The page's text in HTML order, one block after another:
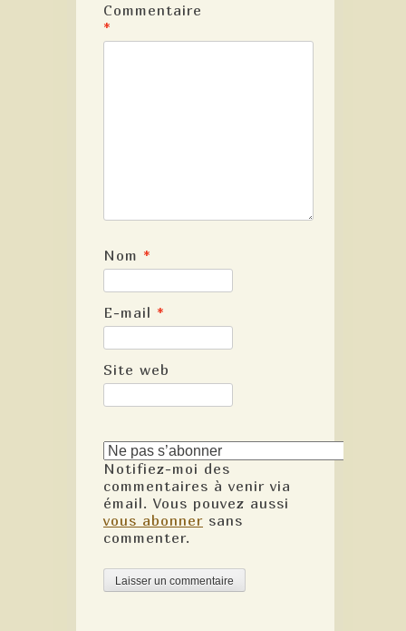
Commentaire
*
Nom *
E-mail *
Site web
Notifiez-moi des
commentaires à venir via
émail. Vous pouvez aussi
vous abonner sans
commenter.